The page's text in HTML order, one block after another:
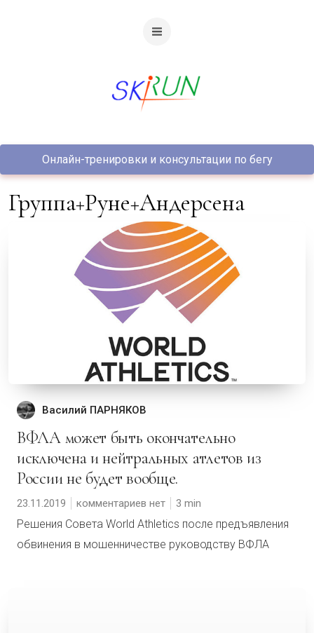
Онлайн-тренировки и консультации по бегу
группа+Руне+Андерсена
Василий ПАРНЯКОВ
ВФЛА может быть окончательно
исключена и нейтральных атлетов из
России не будет вообще.
23.11.2019 комментариев нет 3
Решения Совета World Athletics после предъявления
обвинения в мошенничестве руководству ВФЛА